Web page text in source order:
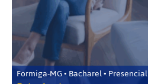
Formiga-MG • Bacharel • Presencial